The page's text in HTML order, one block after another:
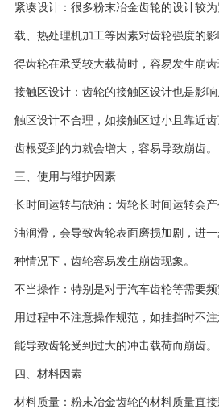
紧凑设计：很多粉末冶金齿轮的设计较
载、热处理机加工等因素对齿轮强度的
得齿轮在承受较大载荷时，容易发生崩齿
接触区设计：齿轮的接触区设计也是影
触区设计不合理，如接触区过小且靠近
齿根受到的力就会增大，容易导致崩齿。
三、使用与维护因素
长时间运转与缺油：齿轮长时间运转会
油润滑，会导致齿轮表面磨损加剧，进
种情况下，齿轮容易发生崩齿现象。
不当操作：特别是对于汽车齿轮等需要
用过程中不注意操作规范，如挂挡时不
能导致齿轮受到过大的冲击载荷而崩齿。
四、材料因素
材料质量：粉末冶金齿轮的材料质量直